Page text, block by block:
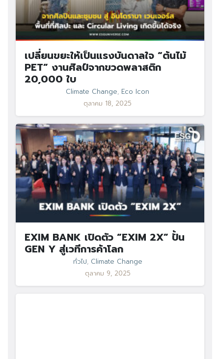
เปลี่ยนขยะให้เป็นแรงบันดาลใจ “ต้นไม้
PET” งานศิลป์จากขวดพลาสติก
20,000 ใบ
Climate Change, Eco Icon
ตุลาคม 18, 2025
EXIM BANK เปิดตัว “EXIM 2X” ปั้น
GEN Y สู่เวทีการค้าโลก
ทั่วไป, Climate Change
ตุลาคม 9, 2025